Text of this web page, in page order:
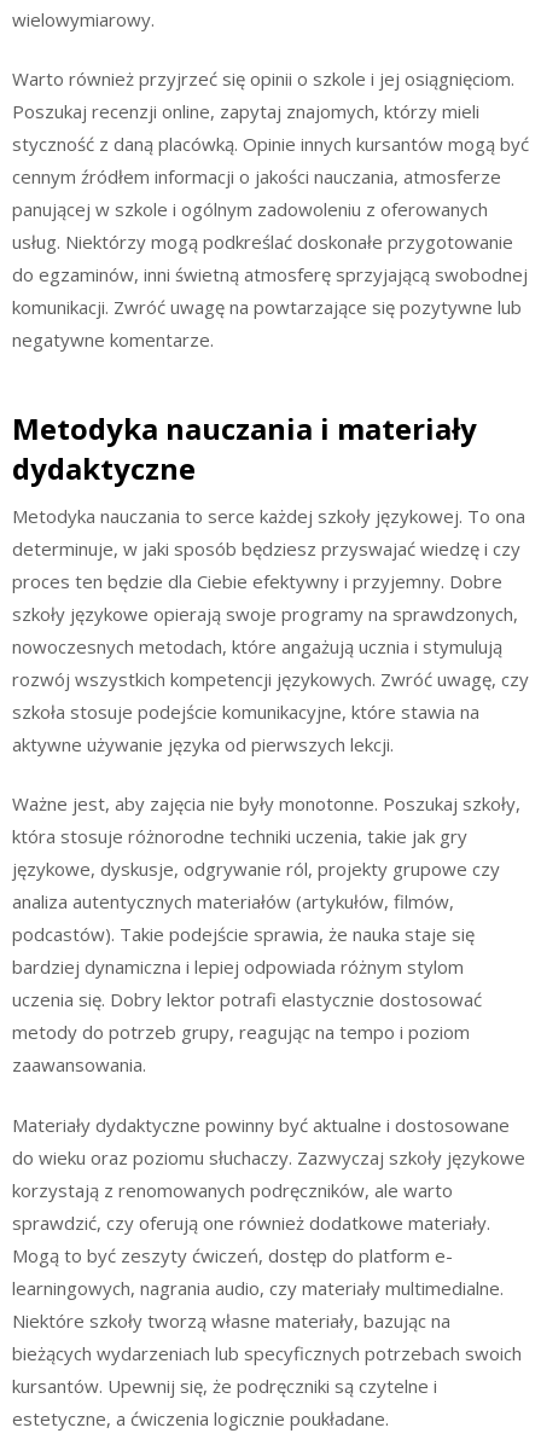
wielowymiarowy.
Warto również przyjrzeć się opinii o szkole i jej osiągnięciom.
Poszukaj recenzji online, zapytaj znajomych, którzy mieli
styczność z daną placówką. Opinie innych kursantów mogą być
cennym źródłem informacji o jakości nauczania, atmosferze
panującej w szkole i ogólnym zadowoleniu z oferowanych
usług. Niektórzy mogą podkreślać doskonałe przygotowanie
do egzaminów, inni świetną atmosferę sprzyjającą swobodnej
komunikacji. Zwróć uwagę na powtarzające się pozytywne lub
negatywne komentarze.
Metodyka nauczania i materiały
dydaktyczne
Metodyka nauczania to serce każdej szkoły językowej. To ona
determinuje, w jaki sposób będziesz przyswajać wiedzę i czy
proces ten będzie dla Ciebie efektywny i przyjemny. Dobre
szkoły językowe opierają swoje programy na sprawdzonych,
nowoczesnych metodach, które angażują ucznia i stymulują
rozwój wszystkich kompetencji językowych. Zwróć uwagę, czy
szkoła stosuje podejście komunikacyjne, które stawia na
aktywne używanie języka od pierwszych lekcji.
Ważne jest, aby zajęcia nie były monotonne. Poszukaj szkoły,
która stosuje różnorodne techniki uczenia, takie jak gry
językowe, dyskusje, odgrywanie ról, projekty grupowe czy
analiza autentycznych materiałów (artykułów, filmów,
podcastów). Takie podejście sprawia, że nauka staje się
bardziej dynamiczna i lepiej odpowiada różnym stylom
uczenia się. Dobry lektor potrafi elastycznie dostosować
metody do potrzeb grupy, reagując na tempo i poziom
zaawansowania.
Materiały dydaktyczne powinny być aktualne i dostosowane
do wieku oraz poziomu słuchaczy. Zazwyczaj szkoły językowe
korzystają z renomowanych podręczników, ale warto
sprawdzić, czy oferują one również dodatkowe materiały.
Mogą to być zeszyty ćwiczeń, dostęp do platform e-
learningowych, nagrania audio, czy materiały multimedialne.
Niektóre szkoły tworzą własne materiały, bazując na
bieżących wydarzeniach lub specyficznych potrzebach swoich
kursantów. Upewnij się, że podręczniki są czytelne i
estetyczne, a ćwiczenia logicznie poukładane.